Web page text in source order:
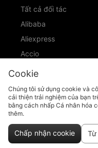
Tất cả đối tác
Alibaba
Aliexpress
Accio
ID Ranking
Cookie
Chúng tôi sử dụng cookie và
cải thiện trải nghiệm của bạn
bằng cách nhấp Cá nhân hóa
thêm.
Chấp nhận cookie